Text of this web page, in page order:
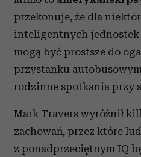
przekonuje, że dla
inteligentnych
mogą być prostsze do
przystanku
rodzinne spotkania przy
Mark Travers wyróżnił
zachowań, przez które
z ponadprzeciętnym IQ